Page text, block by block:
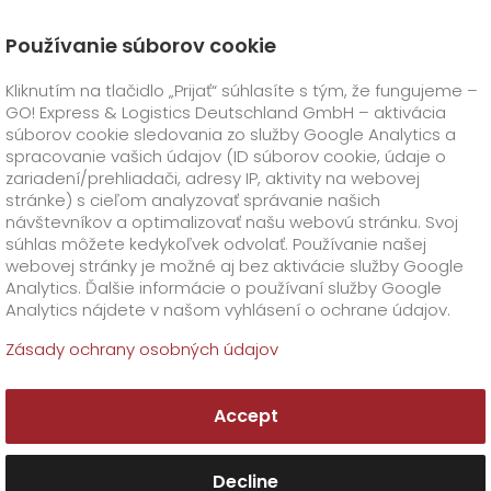
GO! Express
GO!PRIAME TRANSPORTY
GO!Smart Express
Sektorové riešenia
GO!Life Science
GO!Food Logistics
Doplnkové služby
LOGISTICKÉ RIEŠENIA
Zákazník
Doplnkové informácie
Ekonomická
preprava zásielok
prepravy v prípade ktorej hrá cena prím.
Vďaka prepracovanej GO! siete doručujeme
Používanie súborov cookie
Kliknutím na tlačidlo „Prijať“ súhlasíte s tým, že fungujeme –
GO! Express & Logistics Deutschland GmbH – aktivácia
súborov cookie sledovania zo služby Google Analytics a
spracovanie vašich údajov (ID súborov cookie, údaje o
zariadení/prehliadači, adresy IP, aktivity na webovej
stránke) s cieľom analyzovať správanie našich
návštevníkov a optimalizovať našu webovú stránku. Svoj
súhlas môžete kedykoľvek odvolať. Používanie našej
webovej stránky je možné aj bez aktivácie služby Google
Analytics. Ďalšie informácie o používaní služby Google
Analytics nájdete v našom vyhlásení o ochrane údajov.
Zásady ochrany osobných údajov
Accept
Decline